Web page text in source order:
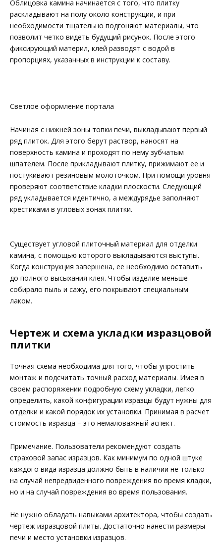
Облицовка камина начинается с того, что плитку
раскладывают на полу около конструкции, и при
необходимости тщательно подгоняют материалы, что
позволит четко видеть будущий рисунок. После этого
фиксирующий материл, клей разводят с водой в
пропорциях, указанных в инструкции к составу.
Светлое оформление портала
Начиная с нижней зоны топки печи, выкладывают первый
ряд плиток. Для этого берут раствор, наносят на
поверхность камина и проходят по нему зубчатым
шпателем. После прикладывают плитку, прижимают ее и
постукивают резиновым молоточком. При помощи уровня
проверяют соответствие кладки плоскости. Следующий
ряд укладывается идентично, а междурядье заполняют
крестиками в угловых зонах плитки.
Существует угловой плиточный материал для отделки
камина, с помощью которого выкладываются выступы.
Когда конструкция завершена, ее необходимо оставить
до полного высыхания клея. Чтобы изделие меньше
собирало пыль и сажу, его покрывают специальным
лаком.
Чертеж и схема укладки изразцовой
плитки
Точная схема необходима для того, чтобы упростить
монтаж и подсчитать точный расход материалы. Имея в
своем распоряжении подробную схему укладки, легко
определить, какой конфигурации изразцы будут нужны для
отделки и какой порядок их установки. Принимая в расчет
стоимость изразца – это немаловажный аспект.
Примечание. Пользователи рекомендуют создать
страховой запас изразцов. Как минимум по одной штуке
каждого вида изразца должно быть в наличии не только
на случай непредвиденного повреждения во время кладки,
но и на случай повреждения во время пользования.
Не нужно обладать навыками архитектора, чтобы создать
чертеж изразцовой плиты. Достаточно нанести размеры
печи и место установки изразцов.